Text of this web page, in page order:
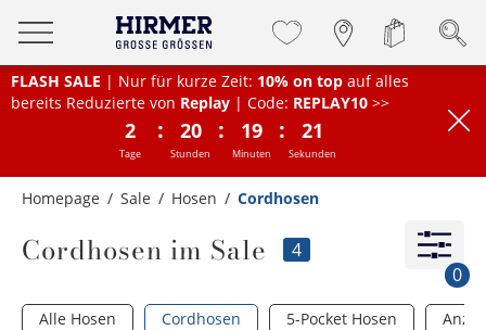
FLASH SALE | Nur für kurze Zeit: 10% on topauf alles
bereits Reduzierte von Replay| Code: REPLAY10>>
2
Tage
: 20
Stunden
: 19
Minuten
: 21
Sekunden
Homepage Sale Hosen Cordhosen
Cordhosen im Sale
4
0
Alle Hosen Cordhosen 5-Pocket Hosen